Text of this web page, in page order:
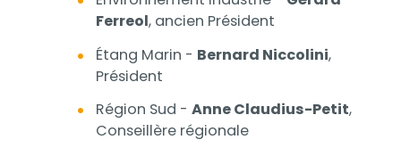
Ferreol, ancien Président
Étang Marin - Bernard Niccolini,
Président
Région Sud - Anne Claudius-Petit,
Conseillère régionale